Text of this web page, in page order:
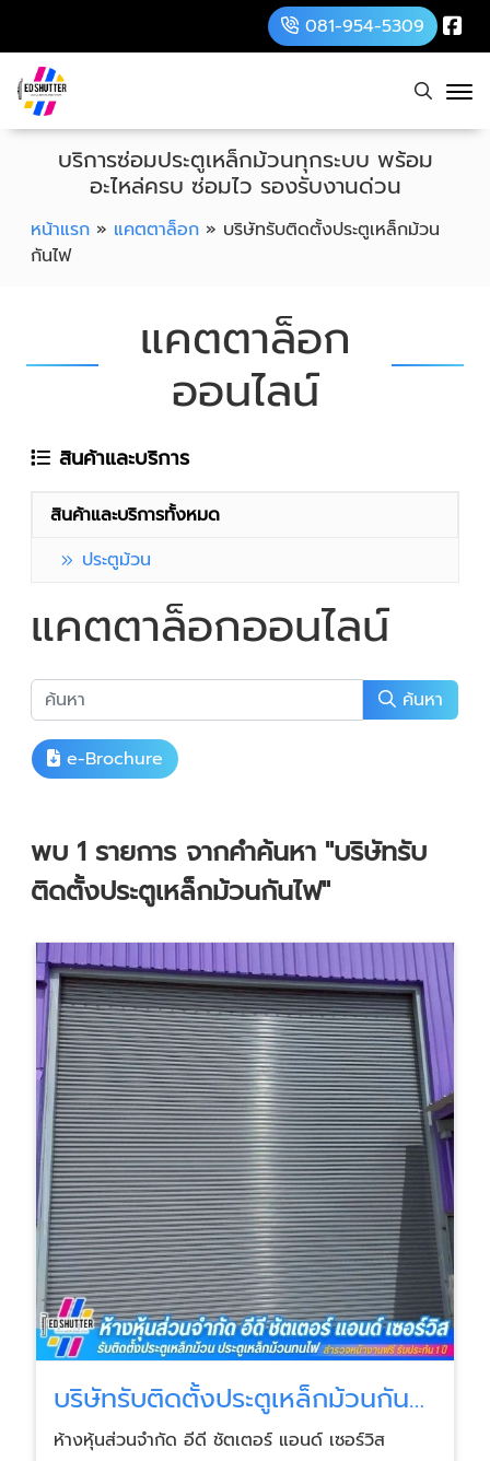
081-954-5309
หน้าแรก » แคตตาล็อก » บริษัทรับติดตั้งประตูเหล็กม้วน
กันไฟ
บริการซ่อมประตูเหล็กม้วนทุกระบบ พร้อม
อะไหล่ครบ ซ่อมไว รองรับงานด่วน
แคตตาล็อก
ออนไลน์
สินค้าและบริการ
สินค้าและบริการทั้งหมด
ประตูม้วน
แคตตาล็อกออนไลน์
ค้นหา
e-Brochure
พบ 1 รายการ จากคำค้นหา "บริษัทรับ
ติดตั้งประตูเหล็กม้วนกันไฟ"
บริษัทรับติดตั้งประตูเหล็กม้วนกัน
ไฟ
ห้างหุ้นส่วนจำกัด อีดี ชัตเตอร์ แอนด์ เซอร์วิส